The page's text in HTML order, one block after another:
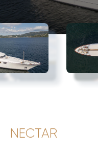
NECTAR